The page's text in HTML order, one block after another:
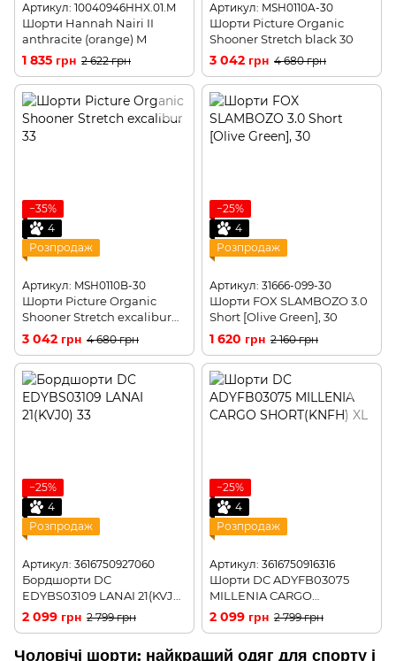
Артикул: 10040946HHX.01.M
Шорти Hannah Nairi II
anthracite (orange) M
1 835 грн 2 622 грн
Артикул: MSH0110A-30
Шорти Picture Organic
Shooner Stretch black 30
3 042 грн 4 680 грн
−35%
4
Розпродаж
Артикул: MSH0110B-30
Шорти Picture Organic
Shooner Stretch excalibur
30
3 042 грн 4 680 грн
−25%
4
Розпродаж
Артикул: 31666-099-30
Шорти FOX SLAMBOZO 3.0
Short [Olive Green], 30
1 620 грн 2 160 грн
−25%
4
Розпродаж
Артикул: 3616750927060
Бордшорти DC
EDYBS03109 LANAI 21(KVJ0)
29
2 099 грн 2 799 грн
−25%
4
Розпродаж
Артикул: 3616750916316
Шорти DC ADYFB03075
MILLENIA CARGO
SHORT(KNFH) S
2 099 грн 2 799 грн
Чоловічі шорти: найкращий одяг для спорту і